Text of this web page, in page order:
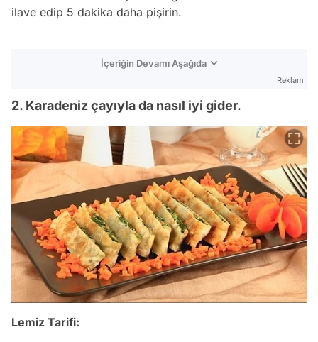
ilave edip 5 dakika daha pişirin.
İçeriğin Devamı Aşağıda
Reklam
2. Karadeniz çayıyla da nasıl iyi gider.
Lemiz Tarifi: